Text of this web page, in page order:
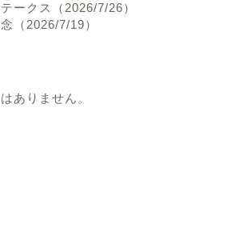
ークス（2026/7/26）
（2026/7/19）
ありません。